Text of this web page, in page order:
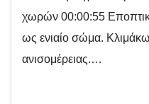
χωρών 00:00:55
ως ενιαίο σώμα.
ανισομέρειας.…